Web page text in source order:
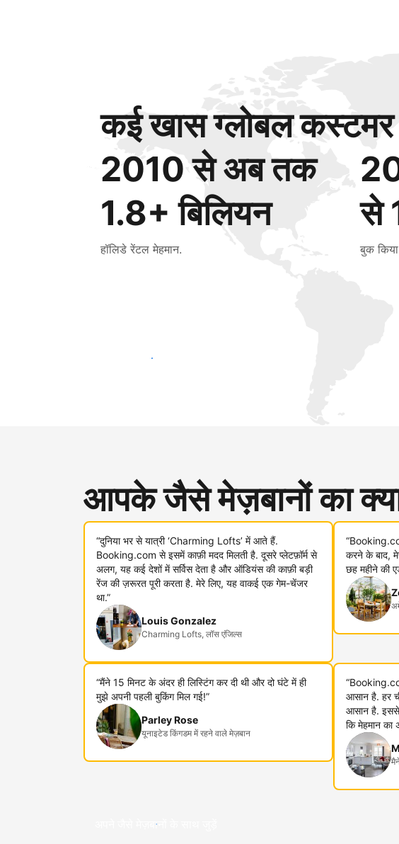
कई खास ग्लोबल कस्टमर
2010 से अब तक
1.8+ बिलियन
हॉलिडे रेंटल मेहमान.
से
बुक
आज ही नए मेहमानों तक पहुंचें
आपके जैसे मेज़बानों का
“दुनिया भर से यात्री ‘Charming Lofts’ में आते हैं.
Booking.com से इसमें काफ़ी मदद मिलती है. दूसरे प्लेटफ़ॉर्म से
अलग, यह कई देशों में सर्विस देता है और ऑडियंस की काफ़ी बड़ी
रेंज की ज़रूरत पूरी करता है. मेरे लिए, यह वाकई एक गेम-चेंजर
था.”
Louis Gonzalez
Charming Lofts, लॉस एंजिल्स
करने के बाद,
छह महीने की
“मैंने 15 मिनट के अंदर ही लिस्टिंग कर दी थी और दो घंटे में ही
मुझे अपनी पहली बुकिंग मिल गई!”
Parley Rose
यूनाइटेड किंगडम में रहने वाले मेज़बान
आसान है. हर
आसान है. इससे
कि मेहमान का
अपने जैसे मेज़बानों के साथ जुड़ें